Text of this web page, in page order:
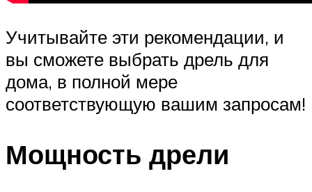
Учитывайте эти рекомендации, и
вы сможете выбрать дрель для
дома, в полной мере
соответствующую вашим запросам!
Мощность дрели